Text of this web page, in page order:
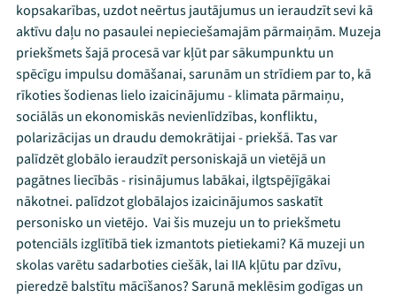
kopsakarības, uzdot neērtus jautājumus un ieraudzīt sevi kā
aktīvu daļu no pasaulei nepieciešamajām pārmaiņām. Muzeja
priekšmets šajā procesā var kļūt par sākumpunktu un
spēcīgu impulsu domāšanai, sarunām un strīdiem par to, kā
rīkoties šodienas lielo izaicinājumu - klimata pārmaiņu,
sociālās un ekonomiskās nevienlīdzības, konfliktu,
polarizācijas un draudu demokrātijai - priekšā. Tas var
palīdzēt globālo ieraudzīt personiskajā un vietējā un
pagātnes liecībās - risinājumus labākai, ilgtspējīgākai
nākotnei. palīdzot globālajos izaicinājumos saskatīt
personisko un vietējo. Vai šis muzeju un to priekšmetu
potenciāls izglītībā tiek izmantots pietiekami? Kā muzeji un
skolas varētu sadarboties ciešāk, lai IIA kļūtu par dzīvu,
pieredzē balstītu mācīšanos? Sarunā meklēsim godīgas un